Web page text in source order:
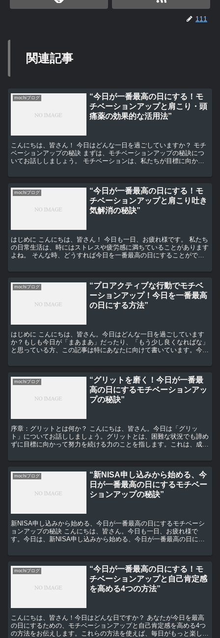
111
関連記事
mochiブログ
“今日が一番最高の日にする！モ
チベーションアップと肩こり・頭
痛薬の効果的な活用法”
こんにちは、皆さん！ 今日はどんな一日を過ごしていますか？ モチ
ベーションアップの秘訣 まずは、モチベーションアップの秘訣につ
いてお話ししましょう。 モチベーションは、私たちが目標に向かっ
mochiブログ
“今日が一番最高の日にする！モ
チベーションアップと肩こり吐き
気解消の秘訣”
はじめに こんにちは、皆さん！ 今日も一日、お疲れ様です。 私たち
の日常生活は、時にはストレスや疲労感に満ちていることがあります
よね。 そんな時、どうすれば今日を一番最高の日にすることができ
mochiブログ
“プロアクティブな行動でモチベ
ーションアップ！今日を一番最高
の日にする方法”
はじめに こんにちは、皆さん。今日はどんな一日を過ごしています
か？もしも今日が「まあまあ」だったり、「もう少し良くなればな」
と思っている方、この記事は特にあなたに向けて書いています。今日
mochiブログ
“グリットを磨く！今日が一番最
高の日にするモチベーションアッ
プの秘訣”
序章：グリットとは何か？ こんにちは、皆さん。今日は「グリッ
ト」についてお話ししましょう。グリットとは、困難な状況でも諦め
ずに目標に向かって努力を続ける力のことを指します。これは、成功
mochiブログ
“新NISA申し込みから始める、今
日が一番最高の日にするモチベー
ションアップの秘訣”
新NISA申し込みから始める、今日が一番最高の日にするモチベーシ
ョンアップの秘訣 こんにちは、皆さん。今日も一日、お疲れ様で
す。今日は、新NISA申し込みから始める、今日が一番最高の日にす
mochiブログ
“今日が一番最高の日にする！モ
チベーションアップと自己肯定感
を高める4つの方法”
こんにちは、皆さん！今日はどんな日ですか？ あなたが今日を最高
の日にするための、モチベーションアップと自己肯定感を高める4つ
の方法をお伝えします。これらの方法を使えば、毎日がもっと楽し